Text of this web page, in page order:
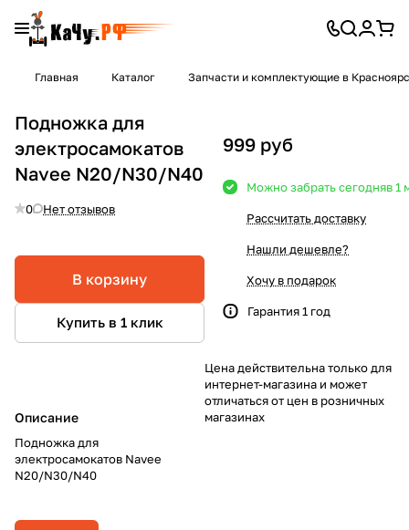
Главная Каталог Запчасти и комплектующие в
Подножка для
электросамокатов
Navee N20/N30/N40
0 Нет отзывов
В корзину
Купить в 1 клик
Описание
Подножка для
электросамокатов Navee
N20/N30/N40
999 руб
Можно забрать сегодняв 1
Рассчитать доставку
Нашли дешевле?
Хочу в подарок
Гарантия 1 год
Цена действительна только для
интернет-магазина и может
отличаться от цен в розничных
магазинах